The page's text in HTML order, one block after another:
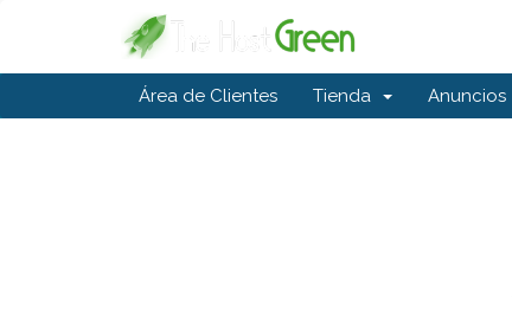
Área de Clientes Tienda Anuncios